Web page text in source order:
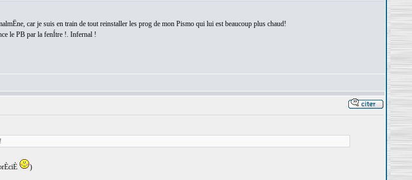
car je suis en train de tout reinstaller les prog de mon Pismo qui lui est beaucoup plus chaud!
le PB par la fenÍtre !. Infernal !
)